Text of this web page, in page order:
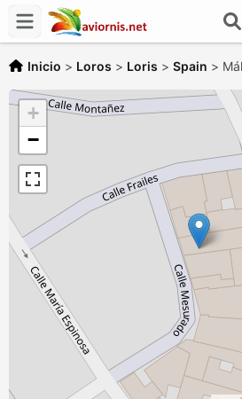
Inicio > Loros > Loris > Spain >
+
−